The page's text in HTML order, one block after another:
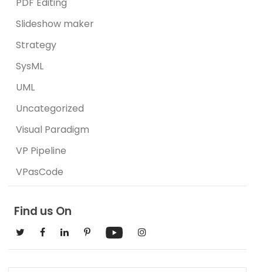
Slideshow maker
Strategy
SysML
UML
Uncategorized
Visual Paradigm
VP Pipeline
VPasCode
Find us On